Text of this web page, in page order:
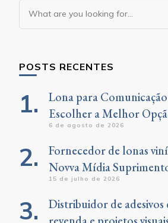
Looking
for
POSTS RECENTES
Lona para
Escolher a Melhor
6 de agosto de 2026
Fornecedor de lonas
Novva Mídia
15 de julho de 2026
Distribuidor de